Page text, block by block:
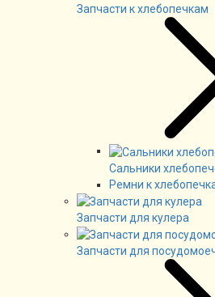
Запчасти к хлебопечкам
Сальники
Ремни к
Запчасти для кулера
Запчасти для